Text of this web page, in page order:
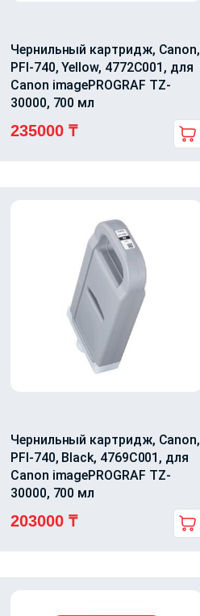
Чернильный картридж, Canon,
PFI-740, Yellow, 4772C001, для
Canon imagePROGRAF TZ-
30000, 700 мл
235000 ₸
Чернильный картридж, Canon,
PFI-740, Black, 4769C001, для
Canon imagePROGRAF TZ-
30000, 700 мл
203000 ₸